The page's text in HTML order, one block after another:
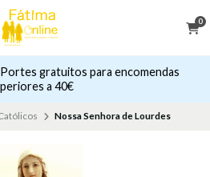
0
gratuitos para encomendas
a 40€
Nossa Senhora de Lourdes